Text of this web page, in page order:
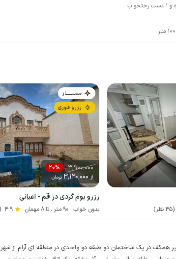
(45 نظر)
مـمـتــــــاز
رزرو فوری
3٬900٬000 20%
از 3٬120٬000تومان
رزرو بوم گردی در قم - اعیانی
بدون خواب . 90 متر . تا 8 مهمان 4.9
همکف در یک ساختمان دو طبقه دو واحدی در منطقه ای آرام از